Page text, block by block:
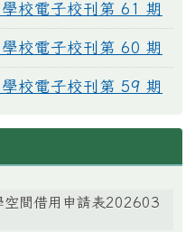
校電子校刊第 61 期
校電子校刊第 60 期
校電子校刊第 59 期
空間借用申請表202603